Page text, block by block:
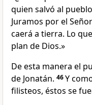
quien salvó al
Juramos por el
caerá a tierra. Lo
plan de Dios.»
De esta manera el
de Jonatán. 46Y
filisteos, éstos se